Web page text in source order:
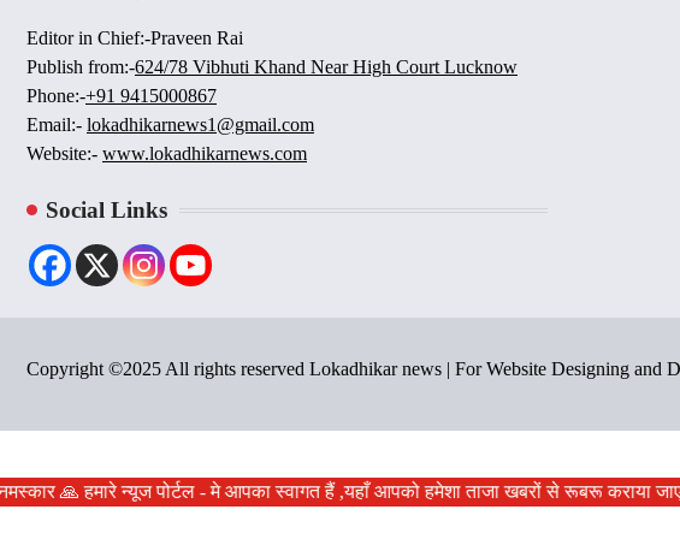
Editor in Chief:-Praveen Rai
Publish from:-624/78 Vibhuti Khand Near High Court Lucknow
Phone:-+91 9415000867
Email:- lokadhikarnews1@gmail.com
Website:- www.lokadhikarnews.com
Social Links
Copyright ©2025 All rights reserved Lokadhikar news | For Website Designing and
🙏 हमारे न्यूज पोर्टल - मे आपका स्वागत हैं ,यहाँ आपको हमेशा ताजा खबरों से रूबरू कराया